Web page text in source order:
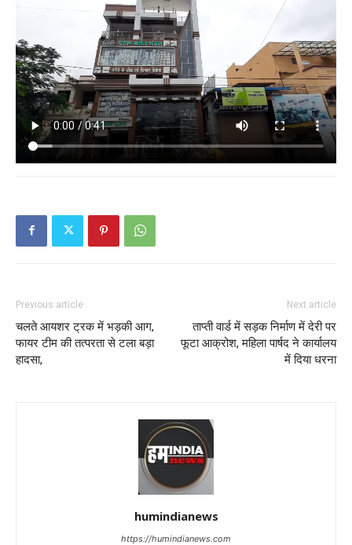
Previous article
चलते आयशर ट्रक में भड़की आग,
फायर टीम की तत्परता से टला बड़ा
हादसा,
Next article
ताप्ती वार्ड में सड़क निर्माण में देरी पर
फूटा आक्रोश, महिला पार्षद ने कार्यालय
में दिया धरना
humindianews
https://humindianews.com